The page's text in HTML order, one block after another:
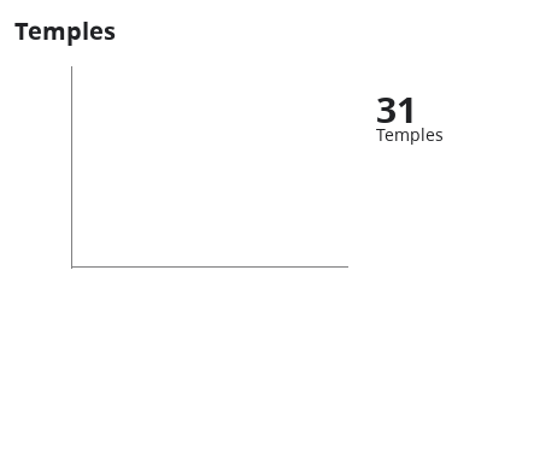
Temples
31
Temples